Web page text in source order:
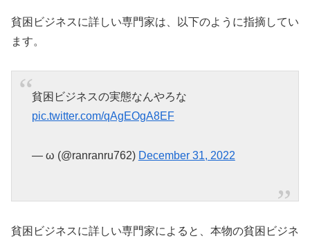
貧困ビジネスに詳しい専門家は、以下のように指摘してい
ます。
貧困ビジネスの実態なんやろな
pic.twitter.com/qAgEOgA8EF
— ω (@ranranru762) December 31, 2022
貧困ビジネスに詳しい専門家によると、本物の貧困ビジネ